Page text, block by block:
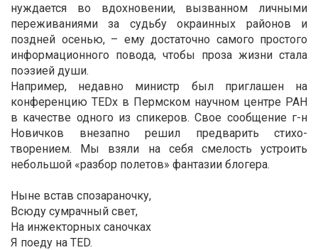
нуждается во вдохновении, вызванном личными
переживаниями за судьбу окраинных районов и
поздней осенью, – ему достаточно самого простого
информационного повода, чтобы проза жизни стала
поэзией души.
Например, недавно министр был приглашен на
конференцию TEDх в Пермском научном центре РАН
в качестве одного из спикеров. Свое сообщение г-н
Новичков внезапно решил предварить стихо-
творением. Мы взяли на себя смелость устроить
небольшой «разбор полетов» фантазии блогера.
Ныне встав спозараночку,
Всюду сумрачный свет,
На инжекторных саночках
Я поеду на TED.